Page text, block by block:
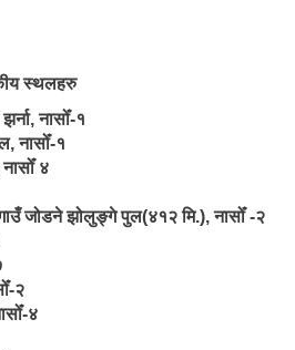
स्थलहरु
नासोँ-१
नासोँ-१
नासोँ ४
गाउँ जोडने झोलुङ्गे पुल(४१२ मि.), नासोँ -२
२
४